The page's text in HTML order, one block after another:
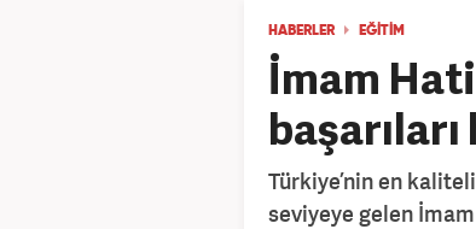
HABERLER EĞİTİM
İmam
Türkiye’nin en
seviyeye gelen